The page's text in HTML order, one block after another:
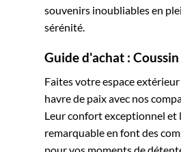
souvenirs inoubliables en
sérénité.
Guide d'achat :
Faites votre espace
havre de paix avec nos
Leur confort exceptionnel
remarquable en font des